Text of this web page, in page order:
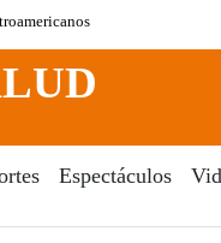
Espectáculos